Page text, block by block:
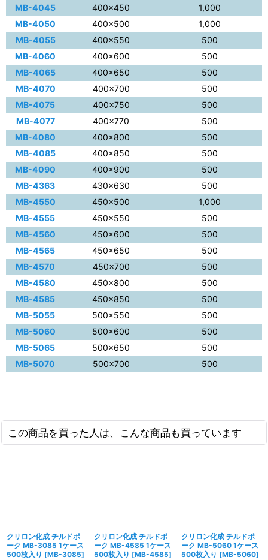
MB-4045
400×450
1,000
MB-4050
400×500
1,000
MB-4055
400×550
500
MB-4060
400×600
500
MB-4065
400×650
500
MB-4070
400×700
500
MB-4075
400×750
500
MB-4077
400×770
500
MB-4080
400×800
500
MB-4085
400×850
500
MB-4090
400×900
500
MB-4363
430×630
500
MB-4550
450×500
1,000
MB-4555
450×550
500
MB-4560
450×600
500
MB-4565
450×650
500
MB-4570
450×700
500
MB-4580
450×800
500
MB-4585
450×850
500
MB-5055
500×550
500
MB-5060
500×600
500
MB-5065
500×650
500
MB-5070
500×700 500
この商品を買った人は、こんな商品も買っています
クリロン化成 チルドポ
ーク MB-3085 1ケース
500枚入り [MB-3085]
クリロン化成 チルドポ
ーク MB-4585 1ケース
500枚入り [MB-4585]
クリロン化成 チルドポ
ーク MB-5060 1ケース
500枚入り [MB-5060]